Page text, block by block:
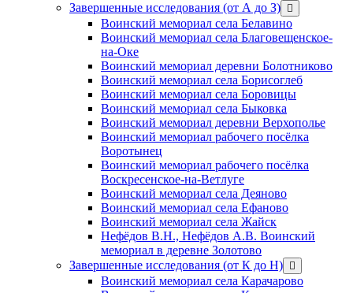
Завершенные исследования (от А до З) открыть
меню
Воинский мемориал села Белавино
Воинский мемориал села Благовещенское-
на-Оке
Воинский мемориал деревни Болотниково
Воинский мемориал села Борисоглеб
Воинский мемориал села Боровицы
Воинский мемориал села Быковка
Воинский мемориал деревни Верхополье
Воинский мемориал рабочего посёлка
Воротынец
Воинский мемориал рабочего посёлка
Воскресенское-на-Ветлуге
Воинский мемориал села Деяново
Воинский мемориал села Ефаново
Воинский мемориал села Жайск
Нефёдов В.Н., Нефёдов А.В. Воинский
мемориал в деревне Золотово
Завершенные исследования (от К до Н) открыть
меню
Воинский мемориал села Карачарово